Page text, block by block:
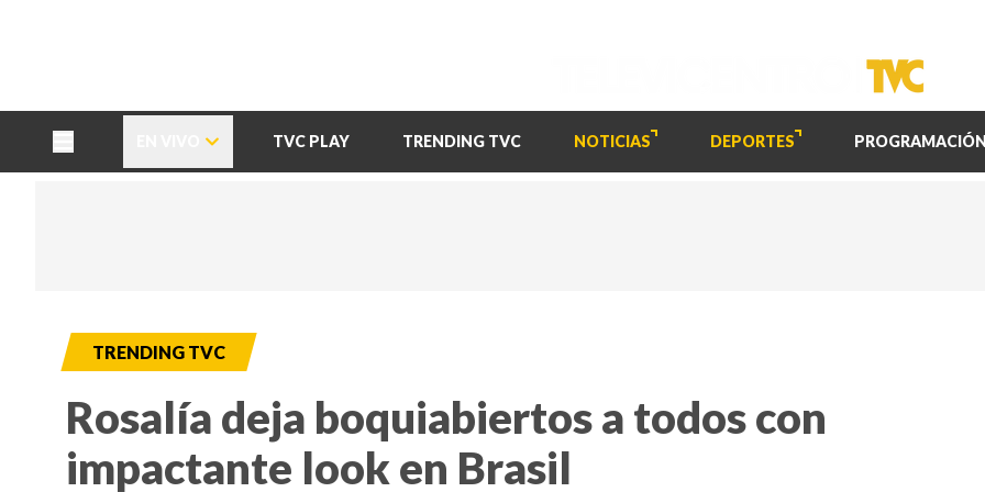
TVC PLAY TRENDING TVC NOTICIAS DEPORTES PROGRAMACIÓN
TRENDING TVC
Rosalía deja boquiabiertos a todos con
impactante look en Brasil